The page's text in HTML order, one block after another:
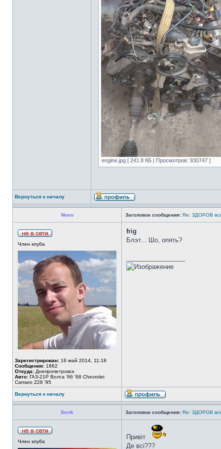
engine.jpg [ 241.8 КБ | Просмотров: 930747 ]
Вернуться к началу
Novo Заголовок сообщения: Re: ЗДОРОВ
Член клуба
Зарегистрирован: 16 май 2014, 11:18
Сообщения: 1862
Откуда: Днепропетровск
Авто: ГАЗ-21Р Волга '66 '68 Chevrolet
Camaro Z28 '95
frig
Блэт... Шо, опять?
Вернуться к началу
Serik Заголовок сообщения: Re: ЗДОРОВ
Член клуба
Привіт
Де всі???